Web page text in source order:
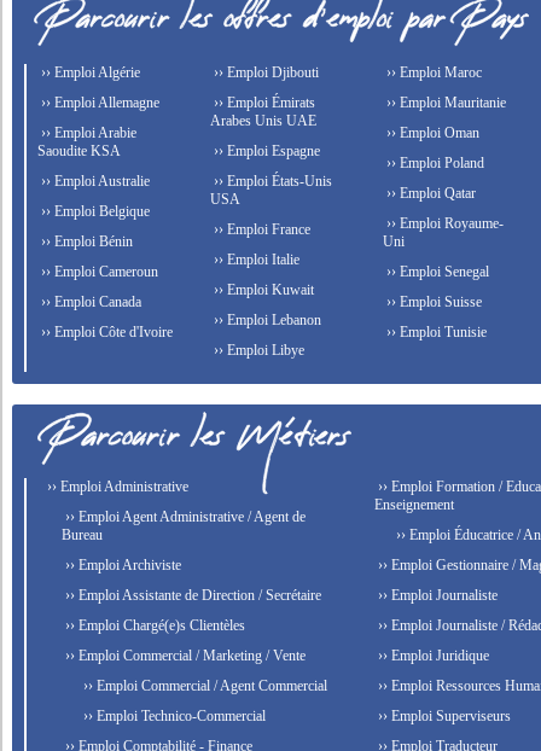
›› Emploi Algérie
›› Emploi Allemagne
›› Emploi Arabie
Saoudite KSA
›› Emploi Australie
›› Emploi Belgique
›› Emploi Bénin
›› Emploi Cameroun
›› Emploi Canada
›› Emploi Côte d'Ivoire
›› Emploi Djibouti
›› Emploi Émirats
Arabes Unis UAE
›› Emploi Espagne
›› Emploi États-Unis
USA
›› Emploi France
›› Emploi Italie
›› Emploi Kuwait
›› Emploi Lebanon
›› Emploi Libye
›› Emploi Maroc
›› Emploi Mauritanie
›› Emploi Oman
›› Emploi Poland
›› Emploi Qatar
›› Emploi Royaume-
Uni
›› Emploi Senegal
›› Emploi Suisse
›› Emploi Tunisie
›› Emploi Administrative
›› Emploi Agent Administrative / Agent de
Bureau
›› Emploi Archiviste
›› Emploi Assistante de Direction / Secrétaire
›› Emploi Chargé(e)s Clientèles
›› Emploi Commercial / Marketing / Vente
›› Emploi Commercial / Agent Commercial
›› Emploi Technico-Commercial
›› Emploi Comptabilité - Finance
›› Emploi Formation /
Enseignement
›› Emploi Éducatrice /
›› Emploi Gestionnaire /
›› Emploi Journaliste
›› Emploi Journaliste /
›› Emploi Juridique
›› Emploi Ressources
›› Emploi Superviseurs
›› Emploi Traducteur